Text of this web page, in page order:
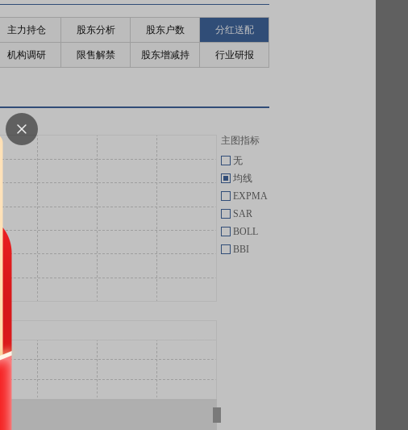
主力持仓 股东分析 股东户数 分红送配
机构调研 限售解禁 股东增减持 行业研报
主图指标
无
均线
EXPMA
SAR
BOLL
BBI